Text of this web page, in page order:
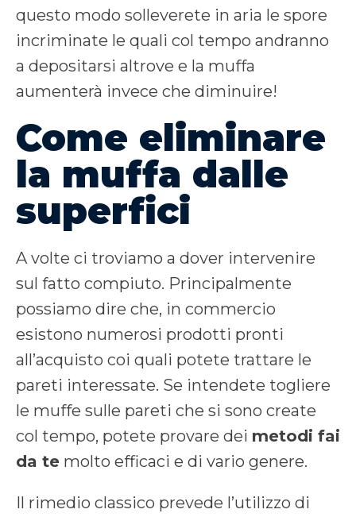
questo modo solleverete in aria le spore
incriminate le quali col tempo andranno
a depositarsi altrove e la muffa
aumenterà invece che diminuire!
Come eliminare
la muffa dalle
superfici
A volte ci troviamo a dover intervenire
sul fatto compiuto. Principalmente
possiamo dire che, in commercio
esistono numerosi prodotti pronti
all’acquisto coi quali potete trattare le
pareti interessate. Se intendete togliere
le muffe sulle pareti che si sono create
col tempo, potete provare dei metodi fai
da te molto efficaci e di vario genere.
Il rimedio classico prevede l’utilizzo di